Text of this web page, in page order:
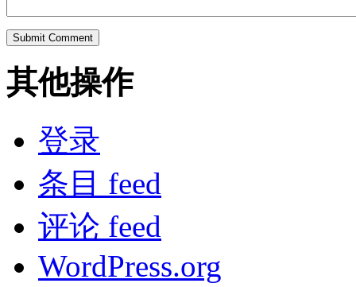
其他操作
登录
条目 feed
评论 feed
WordPress.org